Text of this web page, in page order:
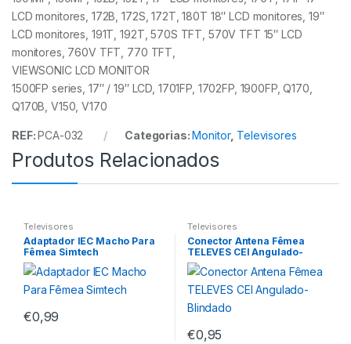
LCD monitores, 172B, 172S, 172T, 180T 18″ LCD monitores, 19″
LCD monitores, 191T, 192T, 570S TFT, 570V TFT 15″ LCD
monitores, 760V TFT, 770 TFT,
VIEWSONIC LCD MONITOR
1500FP series, 17″ / 19″ LCD, 1701FP, 1702FP, 1900FP, Q170,
Q170B, V150, V170
REF:PCA-032 Categorias:Monitor, Televisores
Produtos Relacionados
Televisores
Adaptador IEC Macho Para
Fêmea Simtech
€0,99
Televisores
Conector Antena Fêmea
TELEVES CEI Angulado-
Blindado
€0,95